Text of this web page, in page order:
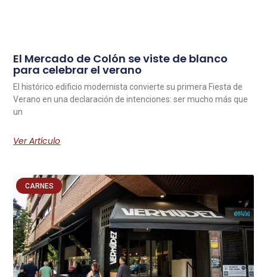
El Mercado de Colón se viste de blanco
para celebrar el verano
El histórico edificio modernista convierte su primera Fiesta de
Verano en una declaración de intenciones: ser mucho más que
un
Ver Artículo
CARNES